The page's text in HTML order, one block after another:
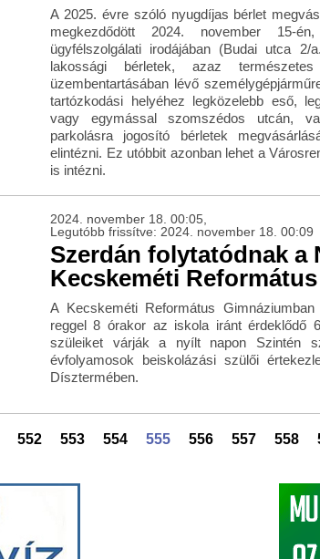
A 2025. évre szóló nyugdíjas bérlet
megkezdődött 2024. november 15-
ügyfélszolgálati irodájában (Budai utca
lakossági bérletek, azaz
üzembentartásában lévő
tartózkodási helyéhez legközelebb eső,
vagy egymással szomszédos utcán,
parkolásra jogosító bérletek
elintézni. Ez utóbbit azonban lehet a
is intézni.
2024. november 18. 00:05,
Legutóbb frissítve: 2024. november 18. 00:09
Szerdán folytatódnak a
Kecskeméti
A Kecskeméti Református
reggel 8 órakor az iskola iránt érdeklődő
szüleiket várják a nyílt napon Szintén
évfolyamosok beiskolázási szülői
Dísztermében.
552 553 554 555 556 557 558